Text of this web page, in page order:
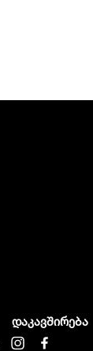
დაკავშირება